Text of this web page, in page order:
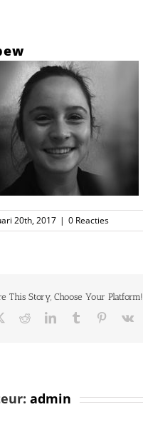
20th, 2017 | 0 Reacties
This Story, Choose Your Platform!
RedditLinkedInTumblr Pinterest
Vk
admin